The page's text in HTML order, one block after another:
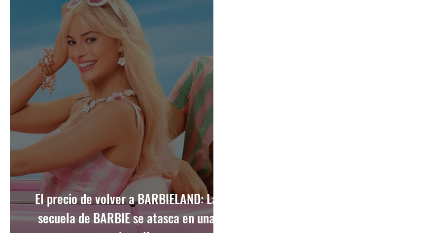
El precio de volver a BARBIELAND: La
secuela de BARBIE se atasca en una
guerra de millones